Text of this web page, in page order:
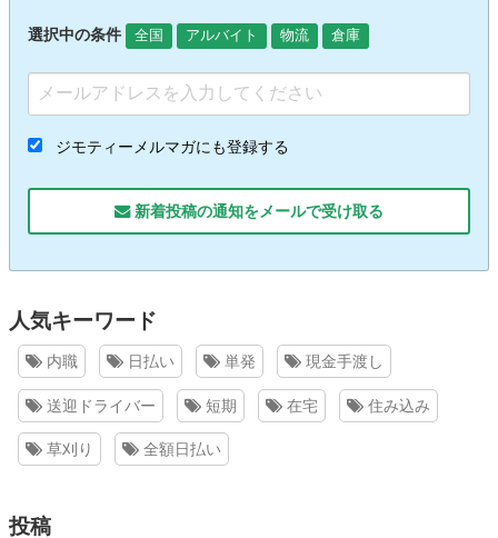
選択中の条件 全国 アルバイト 物流 倉庫
ジモティーメルマガにも登録する
新着投稿の通知をメールで受け取る
人気キーワード
内職 日払い 単発 現金手渡し
送迎ドライバー 短期 在宅 住み込み
草刈り 全額日払い
投稿